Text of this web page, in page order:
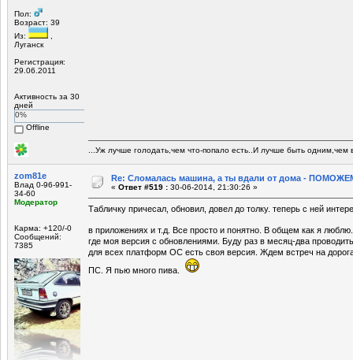
Пол:
Возраст: 39
Из:
Луганск
Регистрация:
29.06.2011
Активность за 30
дней
0%
Offline
...Уж лучше голодать,чем что-попало есть..И лучше быть одним,чем
zom81e
Влад 0-96-991-
34-60
Модератор
Карма: +120/-0
Сообщений:
7385
Re: Сломалась машина, а ты вдали от дома -
« Ответ #519 : 30-06-2014, 21:30:26 »
Табличку причесал, обновил, довел до толку. теперь с ней
в приложениях и т.д. Все просто и понятно. В общем как я
где моя версия с обновлениями. Буду раз в месяц-два
для всех платформ ОС есть своя версия. Ждем встреч на
ПС. Я пью много пива.